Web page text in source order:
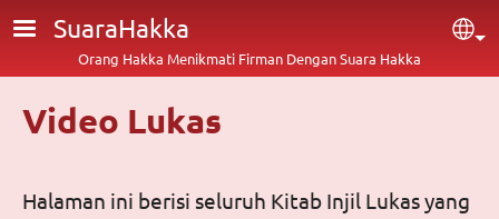
Lompat ke isi utama
SuaraHakka
Orang Hakka Menikmati Firman Dengan Suara Hakka
Video Lukas
Halaman ini berisi seluruh Kitab Injil Lukas yang